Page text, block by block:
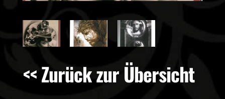
<< Zurück zur Übersicht